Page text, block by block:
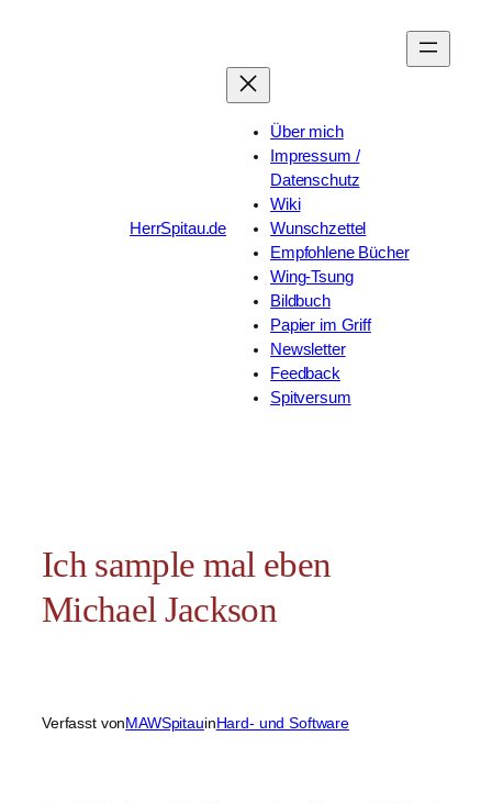
HerrSpitau.de
Über mich
Impressum /
Datenschutz
Wiki
Wunschzettel
Empfohlene Bücher
Wing-Tsung
Bildbuch
Papier im Griff
Newsletter
Feedback
Spitversum
Ich sample mal eben
Michael Jackson
Verfasst vonMAWSpitauinHard- und Software